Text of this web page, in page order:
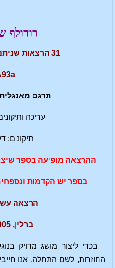
רודולף
31 הרצאות שניתנו בברלין ב-1905
תרגם
עריכה
תיקונים:
ההרצאה מופיעה בספר
בספר יש הקדמות
הרצאה
ברלין, 19.10.1905
בכדי ליצור מושג מדויק
החוזרות, לשם התחלה, אנו